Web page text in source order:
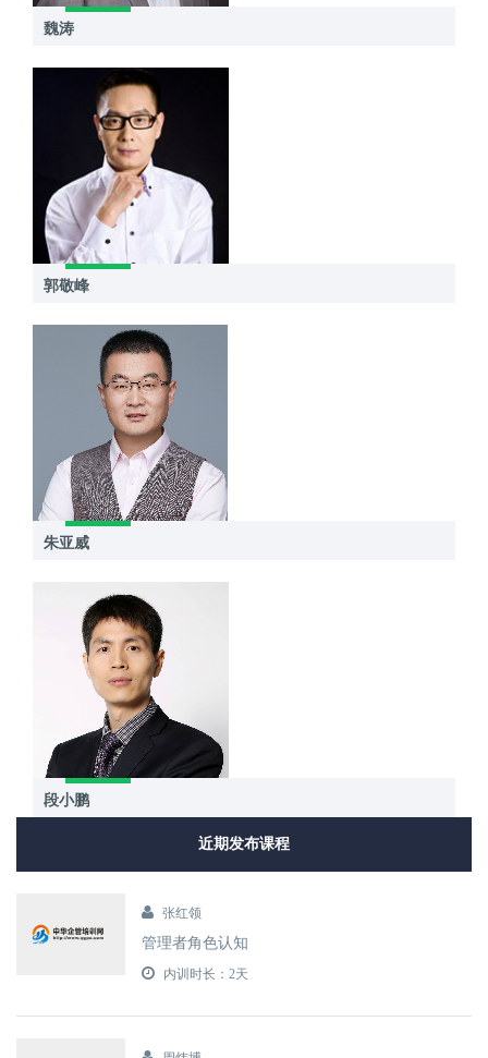
魏涛
郭敬峰
朱亚威
段小鹏
近期发布课程
张红领
管理者角色认知
内训时长：2天